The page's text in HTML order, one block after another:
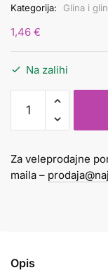
Kategorija:
Glina i
1,46 €
Na zalihi
Karbon
0,45kg
količina
Za veleprodajne
maila –
Opis